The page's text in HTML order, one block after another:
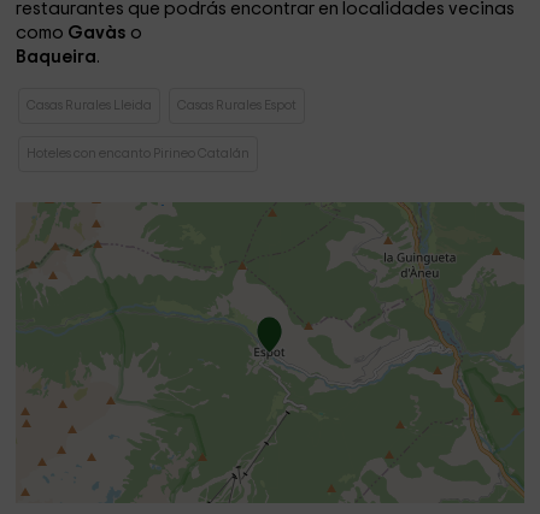
restaurantes que podrás encontrar en localidades vecinas
como Gavàs o
Baqueira.
Casas Rurales Lleida Casas Rurales Espot
Hoteles con encanto Pirineo Catalán